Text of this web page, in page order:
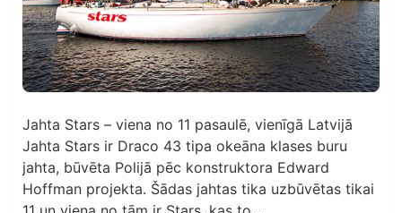
Jahta Stars – viena no 11 pasaulē, vienīgā Latvijā
Jahta Stars ir Draco 43 tipa okeāna klases buru
jahta, būvēta Polijā pēc konstruktora Edward
Hoffman projekta. Šādas jahtas tika uzbūvētas tikai